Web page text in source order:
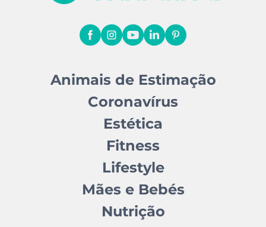
Animais de Estimação
Coronavírus
Estética
Fitness
Lifestyle
Mães e Bebés
Nutrição